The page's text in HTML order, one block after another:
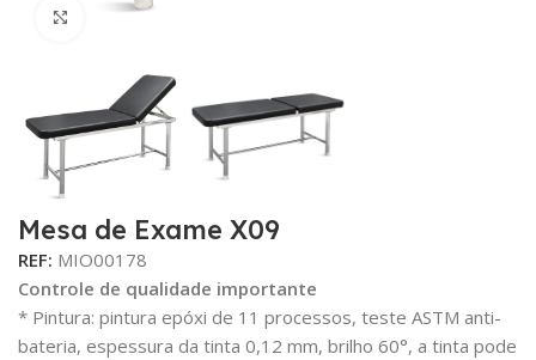
Click para aumentar
Mesa de Exame X09
REF: MIO00178
Controle de qualidade importante
* Pintura: pintura epóxi de 11 processos, teste ASTM anti-
bateria, espessura da tinta 0,12 mm, brilho 60°, a tinta pode